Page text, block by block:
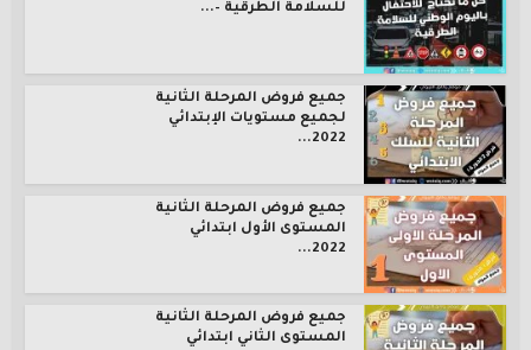
للسلامة الطرقية –...
جميع فروض المرحلة الثانية
لجميع مستويات الإبتدائي
2022...
جميع فروض المرحلة الثانية
المستوى الأول ابتدائي
2022...
جميع فروض المرحلة الثانية
المستوى الثاني ابتدائي